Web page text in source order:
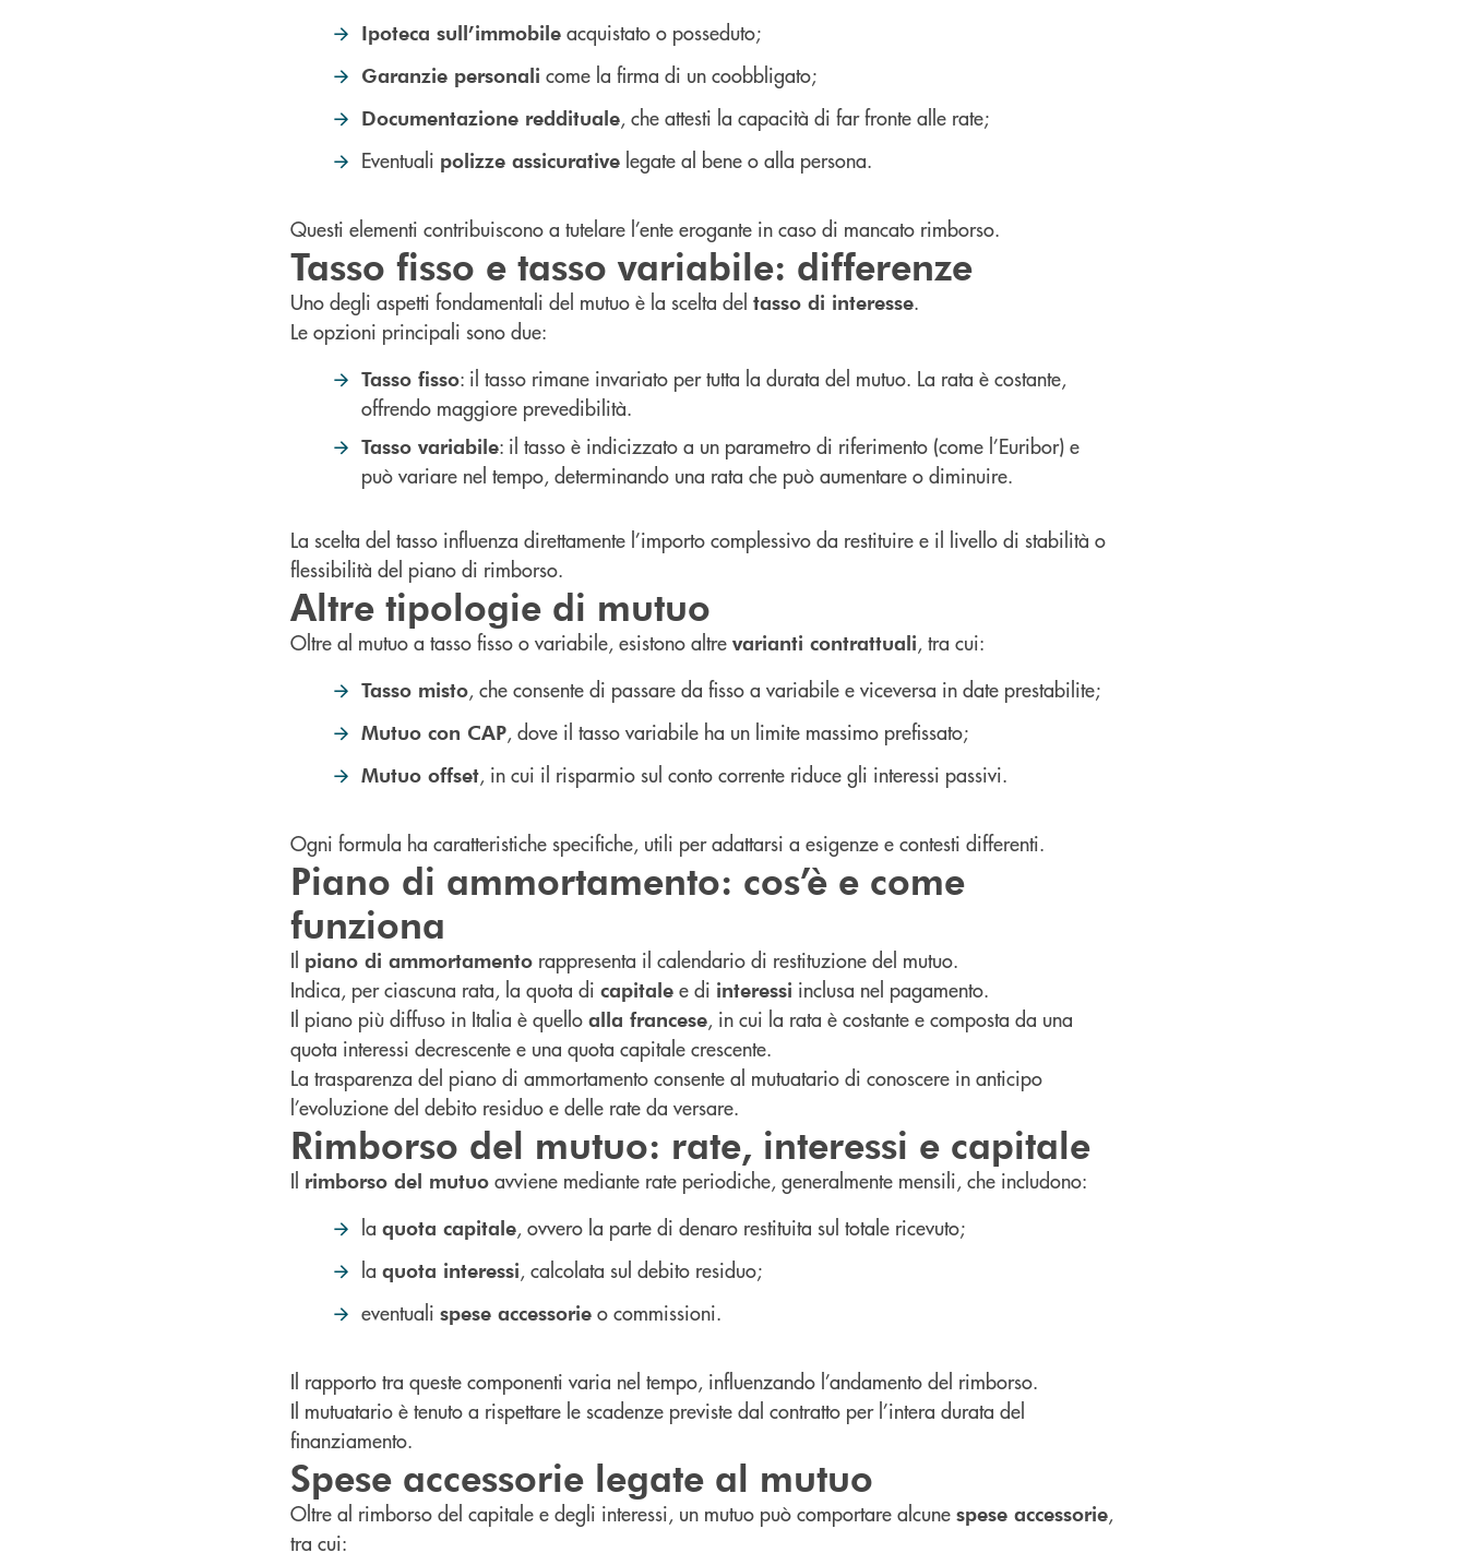
Ipoteca sull’immobile acquistato o posseduto;
Garanzie personali come la firma di un coobbligato;
Documentazione reddituale, che attesti la capacità di far fronte alle rate;
Eventuali polizze assicurative legate al bene o alla persona.
Questi elementi contribuiscono a tutelare l’ente erogante in caso di mancato rimborso.
Tasso fisso e tasso variabile: differenze
Uno degli aspetti fondamentali del mutuo è la scelta del tasso di interesse.
Le opzioni principali sono due:
Tasso fisso: il tasso rimane invariato per tutta la durata del mutuo. La rata è costante,
offrendo maggiore prevedibilità.
Tasso variabile: il tasso è indicizzato a un parametro di riferimento (come l’Euribor) e
può variare nel tempo, determinando una rata che può aumentare o diminuire.
La scelta del tasso influenza direttamente l’importo complessivo da restituire e il livello di stabilità o
flessibilità del piano di rimborso.
Altre tipologie di mutuo
Oltre al mutuo a tasso fisso o variabile, esistono altre varianti contrattuali, tra cui:
Tasso misto, che consente di passare da fisso a variabile e viceversa in date prestabilite;
Mutuo con CAP, dove il tasso variabile ha un limite massimo prefissato;
Mutuo offset, in cui il risparmio sul conto corrente riduce gli interessi passivi.
Ogni formula ha caratteristiche specifiche, utili per adattarsi a esigenze e contesti differenti.
Piano di ammortamento: cos’è e come
funziona
Il piano di ammortamento rappresenta il calendario di restituzione del mutuo.
Indica, per ciascuna rata, la quota di capitale e di interessi inclusa nel pagamento.
Il piano più diffuso in Italia è quello alla francese, in cui la rata è costante e composta da una
quota interessi decrescente e una quota capitale crescente.
La trasparenza del piano di ammortamento consente al mutuatario di conoscere in anticipo
l’evoluzione del debito residuo e delle rate da versare.
Rimborso del mutuo: rate, interessi e capitale
Il rimborso del mutuo avviene mediante rate periodiche, generalmente mensili, che includono:
la quota capitale, ovvero la parte di denaro restituita sul totale ricevuto;
la quota interessi, calcolata sul debito residuo;
eventuali spese accessorie o commissioni.
Il rapporto tra queste componenti varia nel tempo, influenzando l’andamento del rimborso.
Il mutuatario è tenuto a rispettare le scadenze previste dal contratto per l’intera durata del
finanziamento.
Spese accessorie legate al mutuo
Oltre al rimborso del capitale e degli interessi, un mutuo può comportare alcune spese accessorie,
tra cui: